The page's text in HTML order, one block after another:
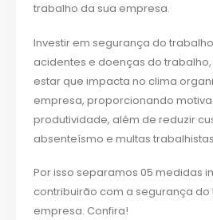
trabalho da sua empresa.
Investir em segurança do
acidentes e doenças do
estar que impacta no clima
empresa, proporcionando
produtividade, além de reduzir
absenteísmo e multas
Por isso separamos 05 medidas
contribuirão com a segurança do
empresa. Confira!